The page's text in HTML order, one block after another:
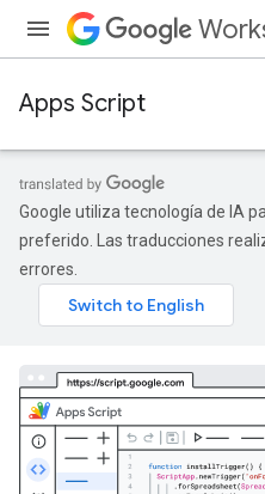
Apps Script
Google utiliza tecnología de IA
preferido. Las traducciones
errores.